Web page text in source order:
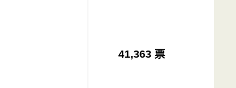
41,363 票